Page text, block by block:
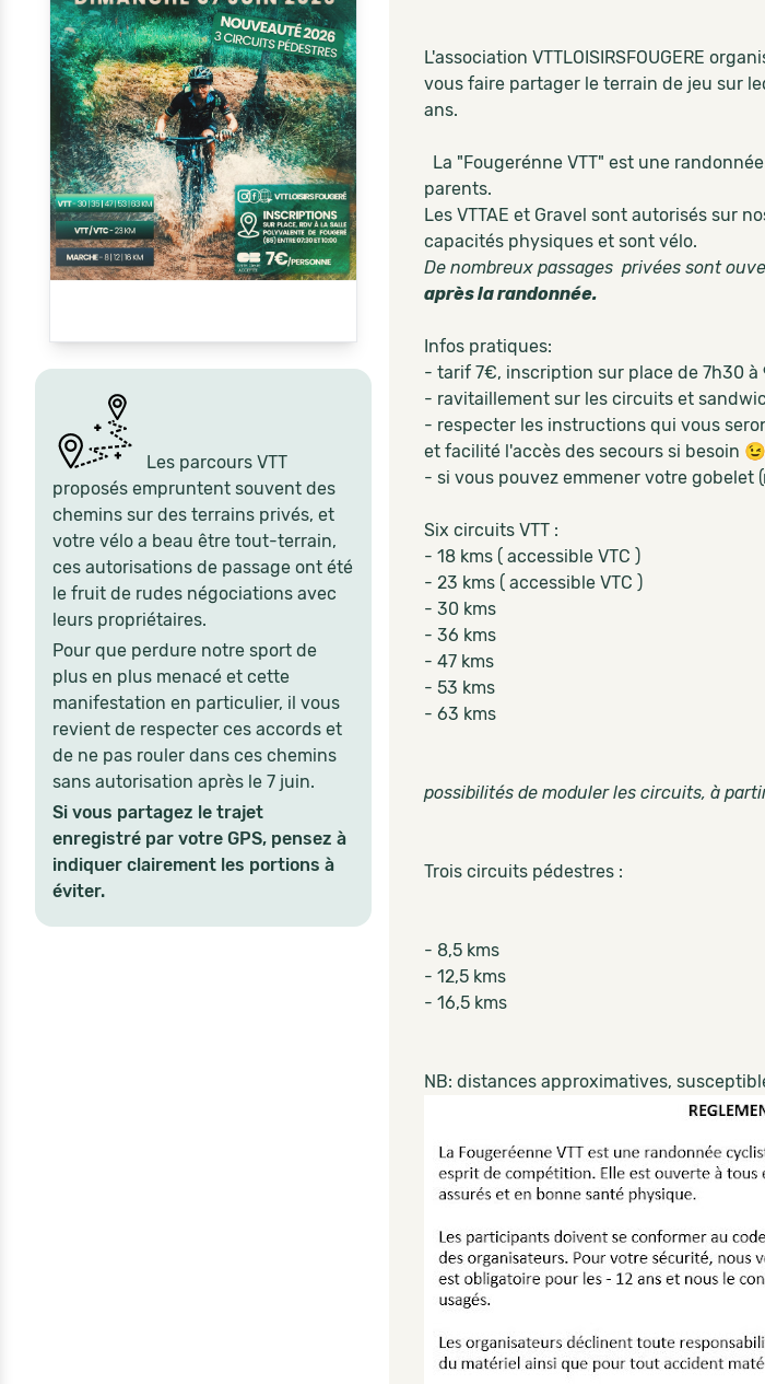
Les parcours VTT
proposés empruntent souvent des
chemins sur des terrains privés, et
votre vélo a beau être tout-terrain,
ces autorisations de passage ont été
le fruit de rudes négociations avec
leurs propriétaires.
Pour que perdure notre sport de
plus en plus menacé et cette
manifestation en particulier, il vous
revient de respecter ces accords et
de ne pas rouler dans ces chemins
sans autorisation après le 7 juin.
Si vous partagez le trajet
enregistré par votre GPS, pensez à
indiquer clairement les portions à
éviter.
L'association VTTLOISIRSFOUGERE
vous faire partager le terrain de jeu sur
ans.
La "Fougerénne VTT" est une
parents.
Les VTTAE et Gravel sont autorisés sur
capacités physiques et sont vélo.
De nombreux passages privées sont
après la randonnée.
Infos pratiques:
- tarif 7€, inscription sur place de 7h30 à
- ravitaillement sur les circuits et
- respecter les instructions qui vous
et facilité l'accès des secours si besoin
- si vous pouvez emmener votre gobelet
Six circuits VTT :
- 18 kms ( accessible VTC )
- 23 kms ( accessible VTC )
- 30 kms
- 36 kms
- 47 kms
- 53 kms
- 63 kms
possibilités de moduler les circuits, à
Trois circuits pédestres :
- 8,5 kms
- 12,5 kms
- 16,5 kms
NB: distances approximatives,